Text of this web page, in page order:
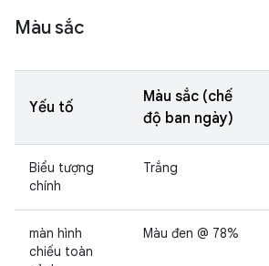
Màu sắc
Yếu tố
Màu sắc (chế
độ ban ngày)
Biểu tượng
chính
Trắng
màn hình
chiếu toàn
Màu đen @ 78%